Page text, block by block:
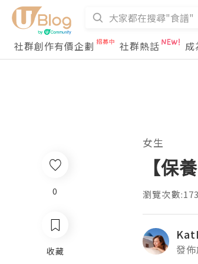
社群創作有價企劃
社群熱話
0
收藏
女生
【保
瀏覽次數
發